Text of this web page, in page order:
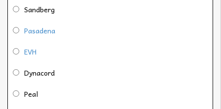
Sandberg
Pasadena
EVH
Dynacord
Peal